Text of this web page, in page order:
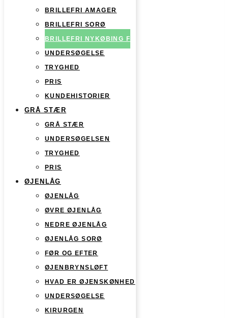
BRILLEFRI AMAGER
BRILLEFRI SORØ
BRILLEFRI NYKØBING F
UNDERSØGELSE
TRYGHED
PRIS
KUNDEHISTORIER
GRÅ STÆR
GRÅ STÆR
UNDERSØGELSEN
TRYGHED
PRIS
ØJENLÅG
ØJENLÅG
ØVRE ØJENLÅG
NEDRE ØJENLÅG
ØJENLÅG SORØ
FØR OG EFTER
ØJENBRYNSLØFT
HVAD ER ØJENSKØNHED
UNDERSØGELSE
KIRURGEN